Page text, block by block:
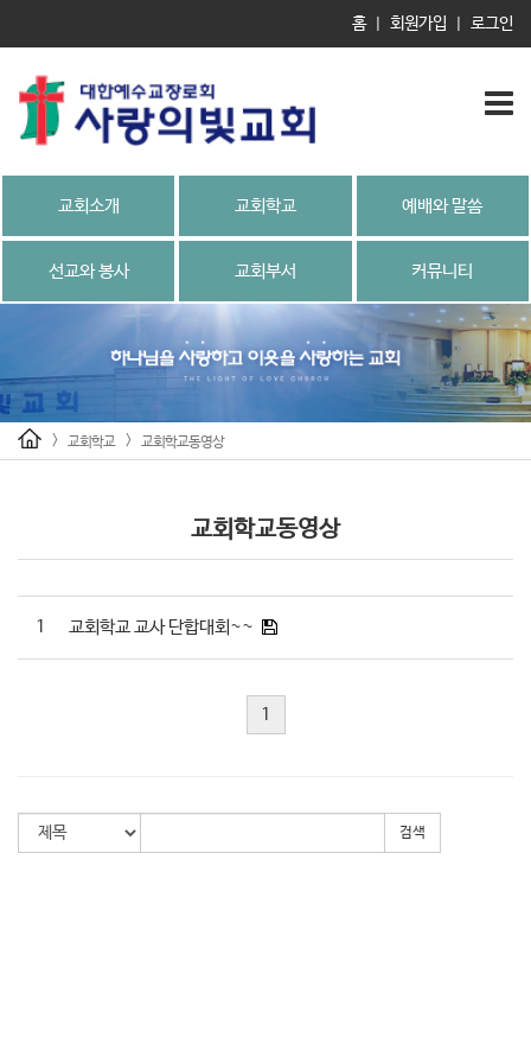
홈 회원가입 로그인
교회소개 교회학교 예배와 말씀
선교와 봉사 교회부서 커뮤니티
> 교회학교 > 교회학교동영상
교회학교동영상
1 교회학교 교사 단합대회~~
1
검색